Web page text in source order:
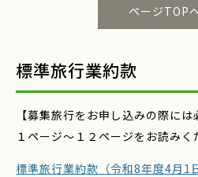
ページTOP
標準旅行業約款
【募集旅行をお申し込みの際に
１ページ～１２ページをお読みく
標準旅行業約款（令和8年度4月1